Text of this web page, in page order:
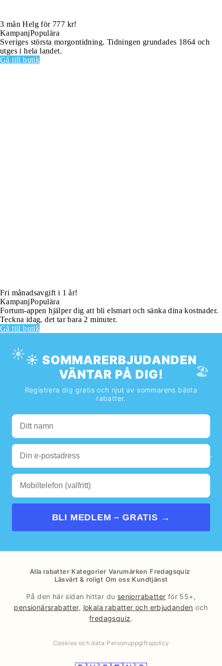
3 mån Helg för 777 kr!
KampanjPopulära
Sveriges största morgontidning. Tidningen grundades 1864 och
utges i hela landet.
Gå till butik
Fri månadsavgift i 1 år!
KampanjPopulära
Fortum-appen hjälper dig att bli elsmart och sänka dina kostnader.
Teckna idag, det tar bara 2 minuter.
Gå till butik
☀️
🏖️
🌊
☀️
☀️ SOMMARERBJUDANDEN
VÄNTAR PÅ DIG!
Registrera dig gratis och njut av sommarens bästa
rabatter.
BLI MEDLEM – GRATIS →
Alla rabatter·Kategorier·Varumärken·Fredagsquiz·
Läsvärt & roligt·Om oss·Kundtjänst
På den här sidan hittar du seniorrabatter för 55+,
pensionärsrabatter, lokala rabatter och erbjudanden och
fredagsquiz.
Cookies och data Personuppgiftspolicy